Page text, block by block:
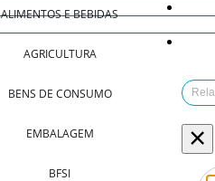
ALIMENTOS E BEBIDAS
AGRICULTURA
BENS DE CONSUMO
EMBALAGEM
BFSI
×